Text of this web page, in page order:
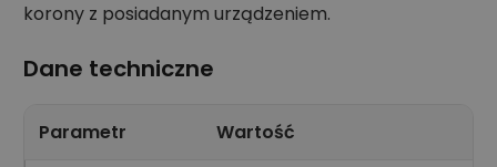
korony z posiadanym urządzeniem.
Dane techniczne
Parametr Wartość